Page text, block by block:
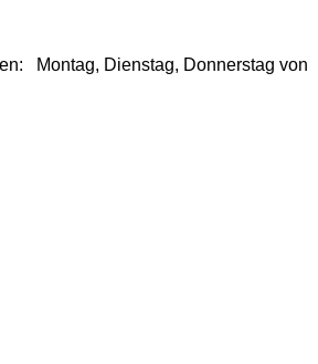
Montag, Dienstag, Donnerstag von